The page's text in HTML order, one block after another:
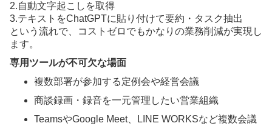
2.自動文字起こしを取得
3.テキストをChatGPTに貼り付けて要約・タスク抽出
という流れで、コストゼロでもかなりの業務削減が実現し
ます。
専用ツールが不可欠な場面
複数部署が参加する定例会や経営会議
商談録画・録音を一元管理したい営業組織
TeamsやGoogle Meet、LINE WORKSなど複数会議